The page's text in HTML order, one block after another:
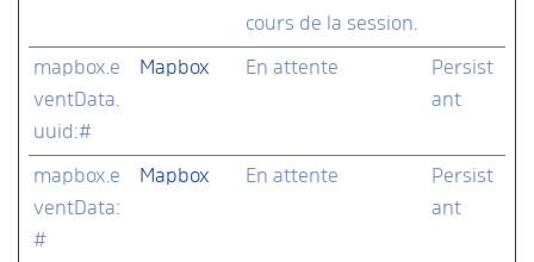
cours de la session.
mapbox.e
ventData.
uuid:#
Mapbox En attente
Persist
ant
mapbox.e
ventData:
#
Mapbox En attente
Persist
ant